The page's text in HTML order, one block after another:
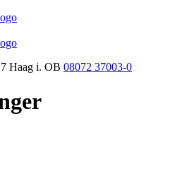
Haag i. OB 08072 37003-0